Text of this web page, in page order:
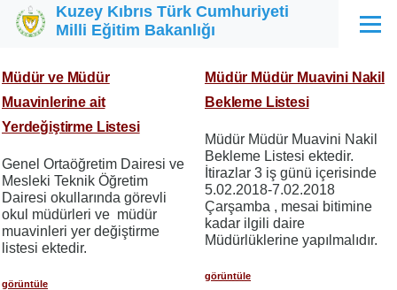
Ana içeriğe atla
Kuzey Kıbrıs Türk Cumhuriyeti
Milli Eğitim Bakanlığı
Menü
Müdür ve Müdür
Muavinlerine ait
Yerdeğiştirme Listesi
Genel Ortaöğretim Dairesi ve
Mesleki Teknik Öğretim
Dairesi okullarında görevli
okul müdürleri ve müdür
muavinleri yer değiştirme
listesi ektedir.
görüntüle
Müdür Müdür Muavini Nakil
Bekleme Listesi
Müdür Müdür Muavini Nakil
Bekleme Listesi ektedir.
İtirazlar 3 iş günü içerisinde
5.02.2018-7.02.2018
Çarşamba , mesai bitimine
kadar ilgili daire
Müdürlüklerine yapılmalıdır.
görüntüle